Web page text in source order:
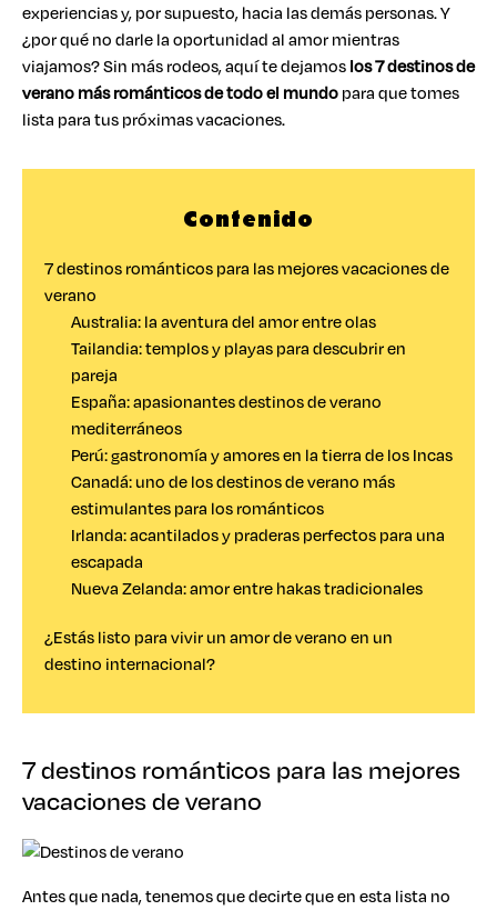
experiencias y, por supuesto, hacia las demás personas. Y
¿por qué no darle la oportunidad al amor mientras
viajamos? Sin más rodeos, aquí te dejamoslos 7 destinos de
verano más románticos de todo el mundopara que tomes
lista para tus próximas vacaciones.
Contenido
7 destinos románticos para las mejores vacaciones de
verano
Australia: la aventura del amor entre olas
Tailandia: templos y playas para descubrir en
pareja
España: apasionantes destinos de verano
mediterráneos
Perú: gastronomía y amores en la tierra de los Incas
Canadá: uno de los destinos de verano más
estimulantes para los románticos
Irlanda: acantilados y praderas perfectos para una
escapada
Nueva Zelanda: amor entre hakas tradicionales
¿Estás listo para vivir un amor de verano en un
destino internacional?
7 destinos románticos para las mejores
vacaciones de verano
Antes que nada, tenemos que decirte que en esta lista no